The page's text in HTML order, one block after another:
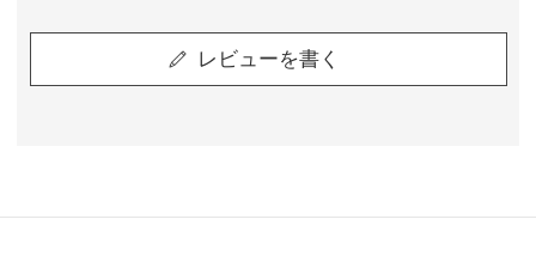
レビューを書く